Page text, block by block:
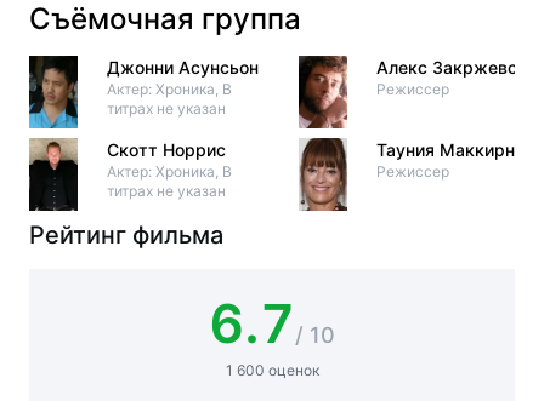
Съёмочная группа
Джонни Асунсьон
Актер: Хроника, В
титрах не указан
Скотт Норрис
Актер: Хроника, В
титрах не указан
Алекс
Режиссер
Тауния Маккирнан
Режиссер
Рейтинг фильма
6.7/ 10
1 600 оценок